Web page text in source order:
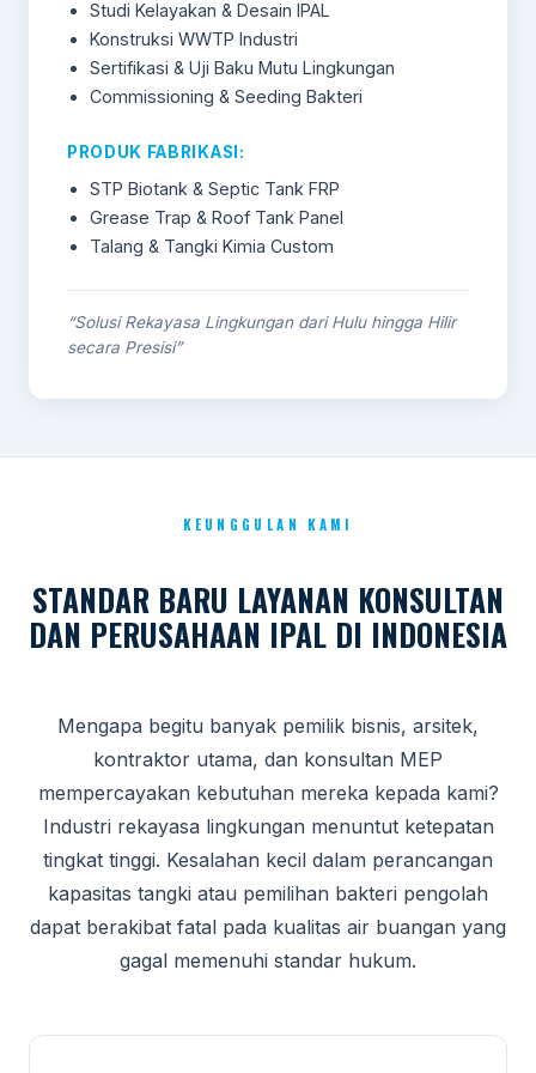
Studi Kelayakan & Desain IPAL
Konstruksi WWTP Industri
Sertifikasi & Uji Baku Mutu Lingkungan
Commissioning & Seeding Bakteri
PRODUK FABRIKASI:
STP Biotank & Septic Tank FRP
Grease Trap & Roof Tank Panel
Talang & Tangki Kimia Custom
“Solusi Rekayasa Lingkungan dari Hulu hingga Hilir
secara Presisi”
KEUNGGULAN KAMI
STANDAR BARU LAYANAN KONSULTAN
DAN PERUSAHAAN IPAL DI INDONESIA
Mengapa begitu banyak pemilik bisnis, arsitek,
kontraktor utama, dan konsultan MEP
mempercayakan kebutuhan mereka kepada kami?
Industri rekayasa lingkungan menuntut ketepatan
tingkat tinggi. Kesalahan kecil dalam perancangan
kapasitas tangki atau pemilihan bakteri pengolah
dapat berakibat fatal pada kualitas air buangan yang
gagal memenuhi standar hukum.